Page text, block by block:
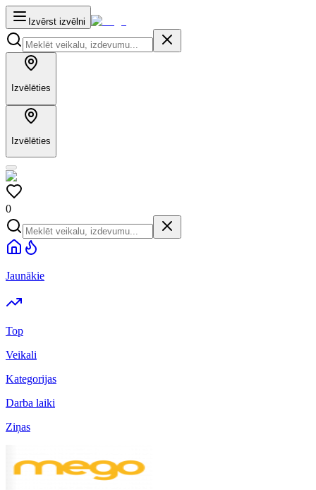
Izvērst izvēlni
Izvēlēties
Izvēlēties
0
Jaunākie
Top
Veikali
Kategorijas
Darba laiki
Ziņas